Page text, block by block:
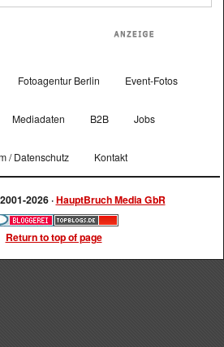
Fotoagentur Berlin Event-Fotos
Mediadaten B2B Jobs
/ Datenschutz Kontakt
2026 ·HauptBruch Media GbR
Return to top of page